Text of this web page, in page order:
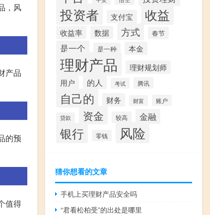
，风
产品
的预
值得
投资者 支付宝 收益
收益率 数据 方式 春节
是一个 是一种 本金
理财产品
理财规划师
用户
的人 考试 腾讯
自己的 财务 财富 账户
贷款 资金 较高 金融
银行 零钱 风险
猜你想看的文章
手机上买理财产品安全吗
“君看松柏受”的出处是哪里